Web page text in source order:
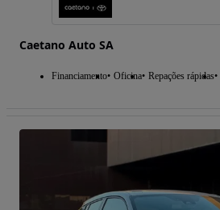
Caetano Auto SA
Financiamento Oficina Repações rápidas